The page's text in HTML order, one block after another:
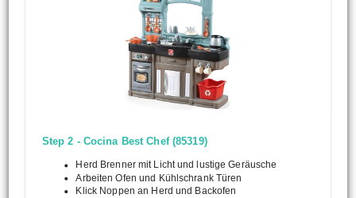
Step 2 - Cocina Best Chef (85319)
Herd Brenner mit Licht und lustige Geräusche
Arbeiten Ofen und Kühlschrank Türen
Klick Noppen an Herd und Backofen